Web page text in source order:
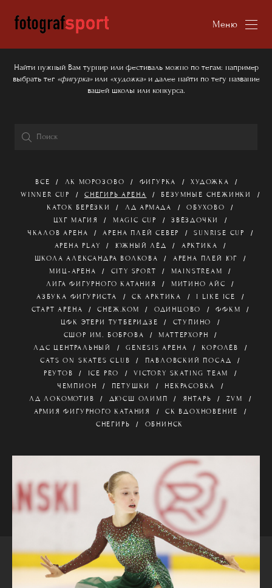
Меню
Найти нужный Вам турнир или фестиваль можно по тегам: например
выбрать тег «фигурка»или «художка»и далее найти по тегу название
вашей школы или конкурса.
ВСЕ ЛК МОРОЗОВО ФИГУРКА
ХУДОЖКА
WINNER CUP
СНЕГИРЬ АРЕНА
БЕЗУМНЫЕ СНЕЖИНКИ
КАТОК БЕРЁЗКИ
ЛД АРМАДА
ОБУХОВО
ЦХГ МАГИЯ
MAGIC CUP
ЗВЁЗДОЧКИ
ЧКАЛОВ АРЕНА
АРЕНА ПЛЕЙ СЕВЕР
SUNRISE CUP
АРЕНА PLAY
ЮЖНЫЙ ЛЁД
АРКТИКА
ШКОЛА АЛЕКСАНДРА ВОЛКОВА
АРЕНА ПЛЕЙ ЮГ
МИЦ-АРЕНА
CITY SPORT
MAINSTREAM
ЛИГА ФИГУРНОГО КАТАНИЯ
МИТИНО АЙС
АЗБУКА ФИГУРИСТА
СК АРКТИКА
I LIKE ICE
СТАРТ АРЕНА
СНЕЖ.КОМ ОДИНЦОВО
ФФКМ
ЦФК ЭТЕРИ ТУТБЕРИДЗЕ
СТУПИНО
СШОР ИМ. БОБРОВА
МАТТЕРХОРН
ЛДС ЦЕНТРАЛЬНЫЙ
GENESIS АРЕНА
КОРОЛЁВ
CATS ON SKATES CLUB
ПАВЛОВСКИЙ ПОСАД
РЕУТОВ
ICE PRO
VICTORY SKATING TEAM
ЧЕМПИОН
ПЕТУШКИ
НЕКРАСОВКА
ЛД ЛОКОМОТИВ
ДЮСШ ОЛИМП ЯНТАРЬ
ZVM
АРМИЯ ФИГУРНОГО КАТАНИЯ
СК ВДОХНОВЕНИЕ
СНЕГИРЬ
ОБНИНСК